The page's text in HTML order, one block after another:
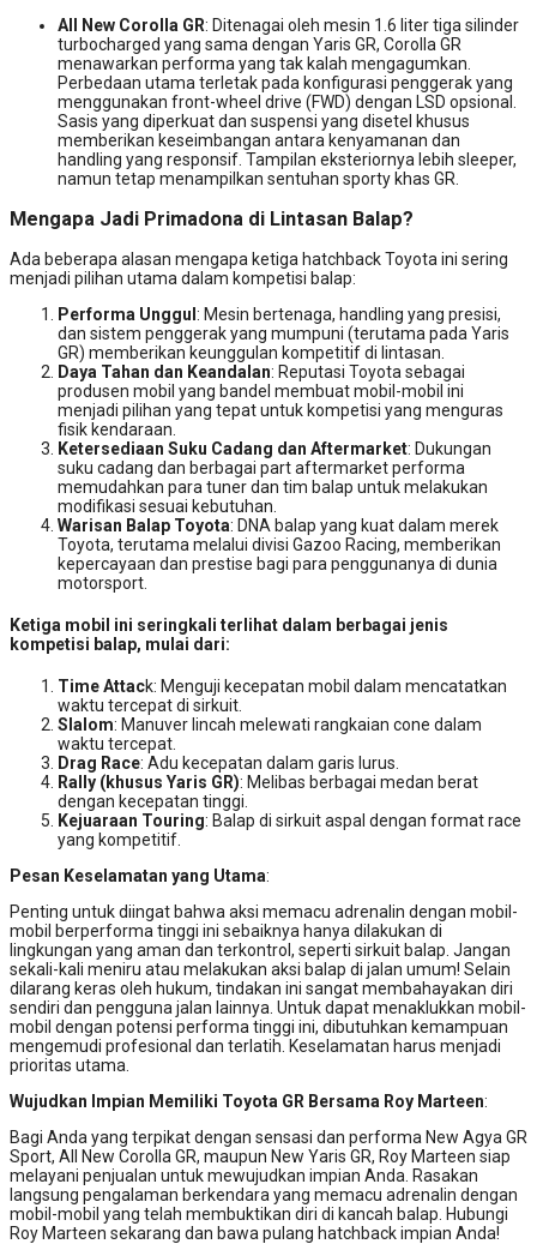
All New Corolla GR: Ditenagai oleh mesin 1.6 liter tiga silinder
turbocharged yang sama dengan Yaris GR, Corolla GR
menawarkan performa yang tak kalah mengagumkan.
Perbedaan utama terletak pada konfigurasi penggerak yang
menggunakan front-wheel drive (FWD) dengan LSD opsional.
Sasis yang diperkuat dan suspensi yang disetel khusus
memberikan keseimbangan antara kenyamanan dan
handling yang responsif. Tampilan eksteriornya lebih sleeper,
namun tetap menampilkan sentuhan sporty khas GR.
Mengapa Jadi Primadona di Lintasan Balap?
Ada beberapa alasan mengapa ketiga hatchback Toyota ini sering
menjadi pilihan utama dalam kompetisi balap:
Performa Unggul : Mesin bertenaga, handling yang presisi,
dan sistem penggerak yang mumpuni (terutama pada Yaris
GR) memberikan keunggulan kompetitif di lintasan.
Daya Tahan dan Keandalan: Reputasi Toyota sebagai
produsen mobil yang bandel membuat mobil-mobil ini
menjadi pilihan yang tepat untuk kompetisi yang menguras
fisik kendaraan.
Ketersediaan Suku Cadang dan Aftermarket: Dukungan
suku cadang dan berbagai part aftermarket performa
memudahkan para tuner dan tim balap untuk melakukan
modifikasi sesuai kebutuhan.
Warisan Balap Toyota: DNA balap yang kuat dalam merek
Toyota, terutama melalui divisi Gazoo Racing, memberikan
kepercayaan dan prestise bagi para penggunanya di dunia
motorsport.
Ketiga mobil ini seringkali terlihat dalam berbagai jenis
kompetisi balap, mulai dari:
Time Attack: Menguji kecepatan mobil dalam mencatatkan
waktu tercepat di sirkuit.
Slalom: Manuver lincah melewati rangkaian cone dalam
waktu tercepat.
Drag Race: Adu kecepatan dalam garis lurus.
Rally (khusus Yaris GR): Melibas berbagai medan berat
dengan kecepatan tinggi.
Kejuaraan Touring: Balap di sirkuit aspal dengan format race
yang kompetitif.
Pesan Keselamatan yang Utama:
Penting untuk diingat bahwa aksi memacu adrenalin dengan mobil-
mobil berperforma tinggi ini sebaiknya hanya dilakukan di
lingkungan yang aman dan terkontrol, seperti sirkuit balap. Jangan
sekali-kali meniru atau melakukan aksi balap di jalan umum! Selain
dilarang keras oleh hukum, tindakan ini sangat membahayakan diri
sendiri dan pengguna jalan lainnya. Untuk dapat menaklukkan mobil-
mobil dengan potensi performa tinggi ini, dibutuhkan kemampuan
mengemudi profesional dan terlatih. Keselamatan harus menjadi
prioritas utama.
Wujudkan Impian Memiliki Toyota GR Bersama Roy Marteen:
Bagi Anda yang terpikat dengan sensasi dan performa New Agya GR
Sport, All New Corolla GR, maupun New Yaris GR, Roy Marteen siap
melayani penjualan untuk mewujudkan impian Anda. Rasakan
langsung pengalaman berkendara yang memacu adrenalin dengan
mobil-mobil yang telah membuktikan diri di kancah balap. Hubungi
Roy Marteen sekarang dan bawa pulang hatchback impian Anda!